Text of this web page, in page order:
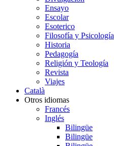
Ensayo
Escolar
Esoterico
Filosofía y Psicología
Historia
Pedagogía
Religión y Teología
Revista
Viajes
Català
Otros idiomas
Francés
Inglés
Bilingüe
Bilingüe